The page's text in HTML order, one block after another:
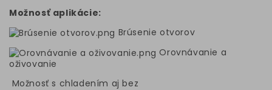
Možnosť aplikácie:
Brúsenie otvorov
Orovnávanie a
oživovanie
Možnosť s chladením aj bez